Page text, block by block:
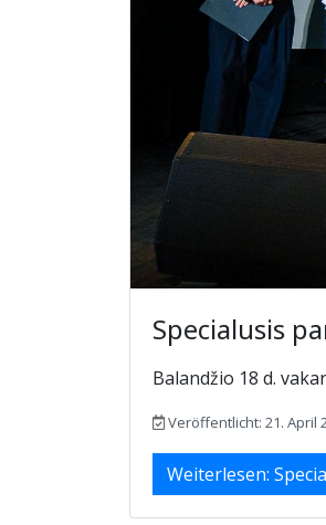
Specialusis
Balandžio 18 d.
Veröffentlicht: 21. April
Weiterlesen: